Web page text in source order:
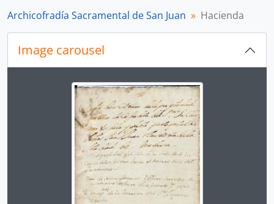
Archicofradía Sacramental de San Juan Hacienda
Image carousel
Changing the current slide of this carousel will